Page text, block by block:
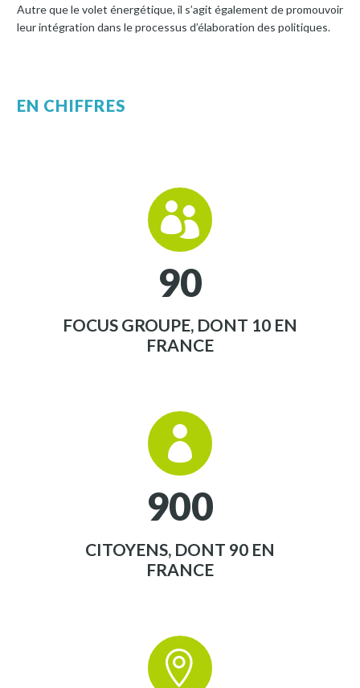
Autre que le volet énergétique, il s’agit également de promouvoir
leur intégration dans le processus d’élaboration des politiques.
EN CHIFFRES


90
FOCUS GROUPE, DONT 10 EN
FRANCE


900
CITOYENS, DONT 90 EN
FRANCE

